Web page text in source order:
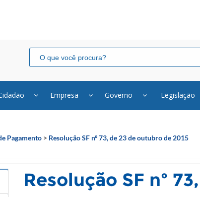
Empresa Governo Legislação
Pagamento > Resolução SF nº 73, de 23 de outubro de 2015
Resolução SF nº